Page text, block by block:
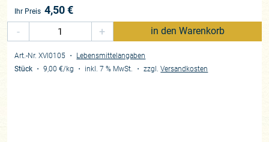
Ihr Preis 4,50€
-
+ in den Warenkorb
Art.-Nr. XVI0105 ・ Lebensmittelangaben
Stück ・9,00 €/kg ・ inkl. 7 % MwSt. ・zzgl.Versandkosten